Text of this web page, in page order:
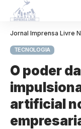
Jornal Imprensa Livre
TECNOLOGIA
O poder
artificial